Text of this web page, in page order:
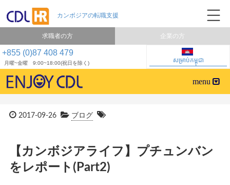
+855 (0)87 408 479
月曜~金曜 9:00~18:00(祝日を除く) សម្រាប់កម្ពុជា
求職者の方 企業の方
2017-09-26 ブログ
【カンボジアライフ】プチュンバン
をレポート(Part2)